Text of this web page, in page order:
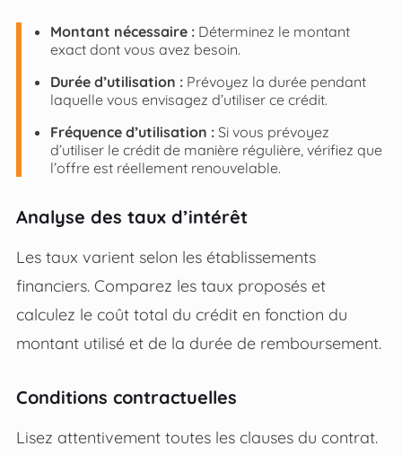
Montant nécessaire :Déterminez le montant
exact dont vous avez besoin.
Durée d’utilisation :Prévoyez la durée pendant
laquelle vous envisagez d’utiliser ce crédit.
Fréquence d’utilisation :Si vous prévoyez
d’utiliser le crédit de manière régulière, vérifiez que
l’offre est réellement renouvelable.
Analyse des taux d’intérêt
Les taux varient selon les établissements
financiers. Comparez les taux proposés et
calculez le coût total du crédit en fonction du
montant utilisé et de la durée de remboursement.
Conditions contractuelles
Lisez attentivement toutes les clauses du contrat.